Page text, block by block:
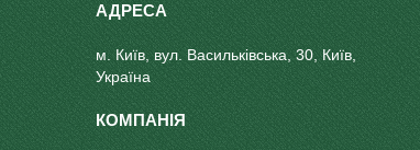
м. Київ, вул. Васильківська, 30, Київ,
Україна